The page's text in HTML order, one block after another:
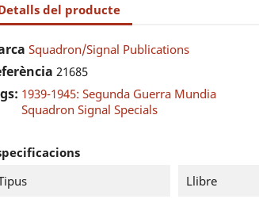
del producte
Squadron/Signal Publications
21685
1939-1945: Segunda Guerra Mundia
Squadron Signal Specials
Llibre